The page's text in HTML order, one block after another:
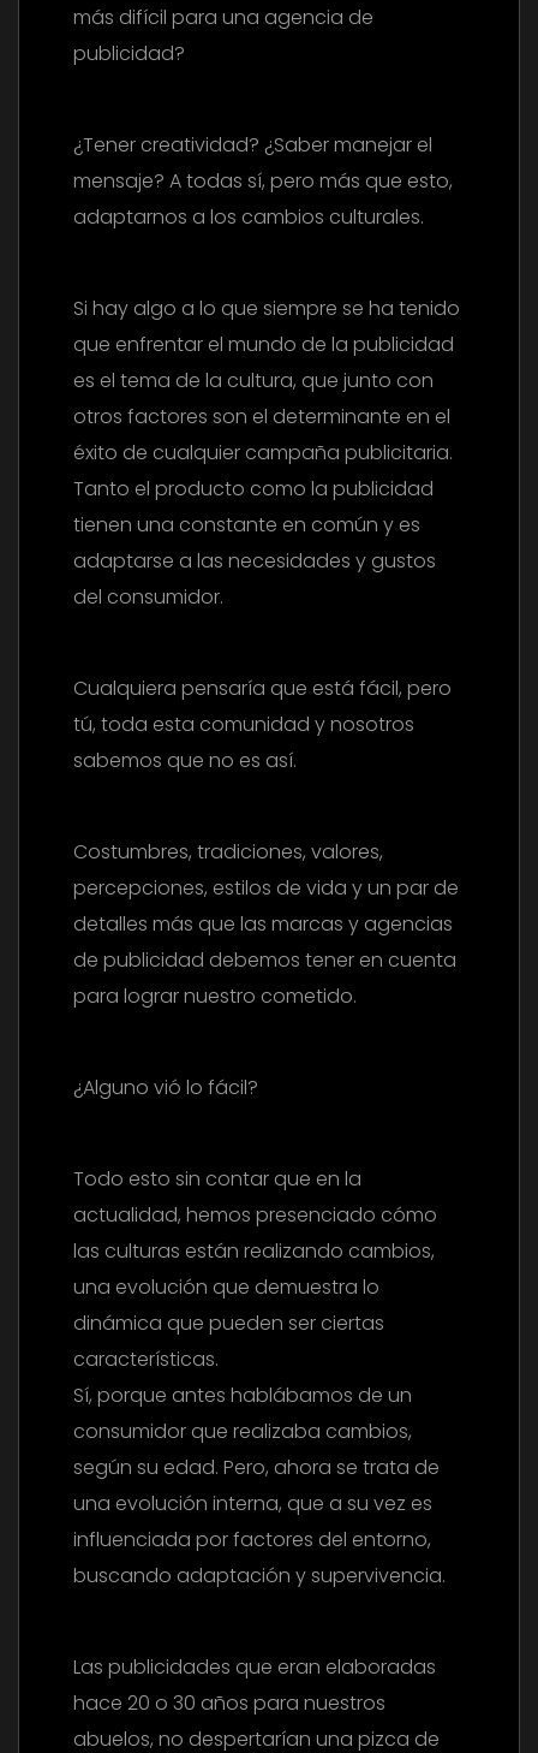
más difícil para una agencia de
publicidad?
¿Tener creatividad? ¿Saber manejar el
mensaje? A todas sí, pero más que esto,
adaptarnos a los cambios culturales.
Si hay algo a lo que siempre se ha tenido
que enfrentar el mundo de la publicidad
es el tema de la cultura, que junto con
otros factores son el determinante en el
éxito de cualquier campaña publicitaria.
Tanto el producto como la publicidad
tienen una constante en común y es
adaptarse a las necesidades y gustos
del consumidor.
Cualquiera pensaría que está fácil, pero
tú, toda esta comunidad y nosotros
sabemos que no es así.
Costumbres, tradiciones, valores,
percepciones, estilos de vida y un par de
detalles más que las marcas y agencias
de publicidad debemos tener en cuenta
para lograr nuestro cometido.
¿Alguno vió lo fácil?
Todo esto sin contar que en la
actualidad, hemos presenciado cómo
las culturas están realizando cambios,
una evolución que demuestra lo
dinámica que pueden ser ciertas
características.
Sí, porque antes hablábamos de un
consumidor que realizaba cambios,
según su edad. Pero, ahora se trata de
una evolución interna, que a su vez es
influenciada por factores del entorno,
buscando adaptación y supervivencia.
Las publicidades que eran elaboradas
hace 20 o 30 años para nuestros
abuelos, no despertarían una pizca de